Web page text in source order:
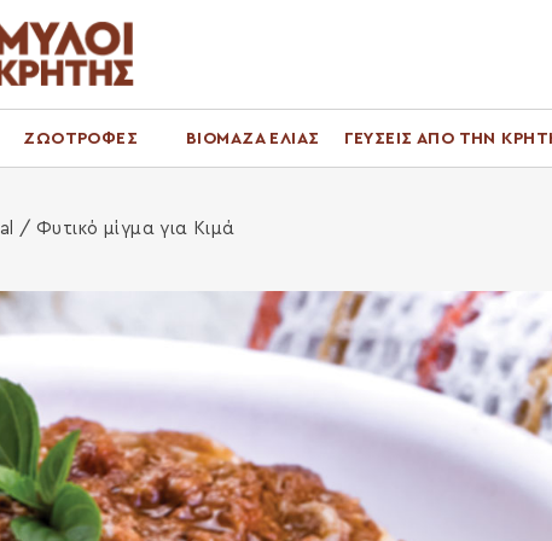
ΖΩΟΤΡΟΦΕΣ ΒΙΟΜΑΖΑ ΕΛΙΑΣ ΓΕΥΣΕΙΣ ΑΠΟ ΤΗΝ
/ Φυτικό μίγμα για Κιμά